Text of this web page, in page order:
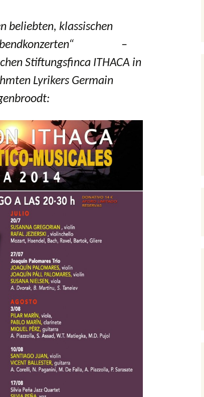
beliebten, klassischen
Abendkonzerten“ –
Stiftungsfinca ITHACA in
Lyrikers Germain